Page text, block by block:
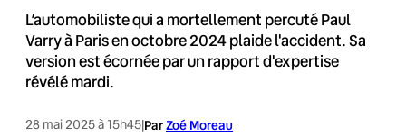
L’automobiliste qui a mortellement percuté Paul
Varry à Paris en octobre 2024 plaide l'accident. Sa
version est écornée par un rapport d'expertise
révélé mardi.
28 mai 2025 à 15h45|ParZoé Moreau